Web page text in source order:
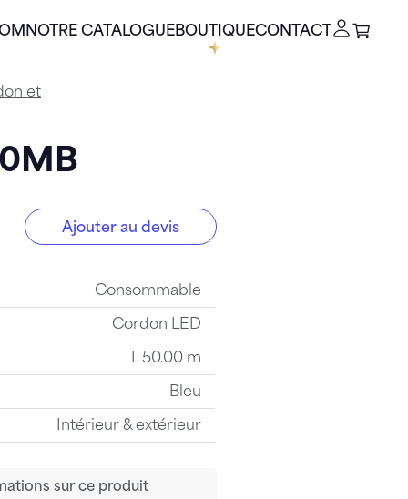
NOTRE CATALOGUEBOUTIQUECONTACT
et
Ajouter au devis
Consommable
Cordon LED
L 50.00 m
Bleu
Intérieur & extérieur
sur ce produit